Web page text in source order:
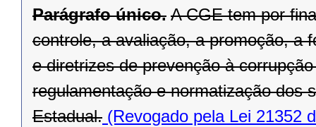
Parágrafo único. A CGE tem por
controle, a avaliação, a promoção, a
e diretrizes de prevenção à
regulamentação e normatização dos
Estadual. (Revogado pela Lei 21352